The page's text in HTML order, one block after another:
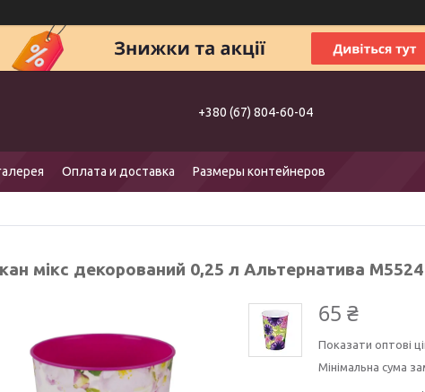
+380 (67) 804-60-04
Оплата и доставка Размеры контейнеров
мікс декорований 0,25 л Альтернатива М5524
65 ₴
Показати оптові
Мінімальна сума